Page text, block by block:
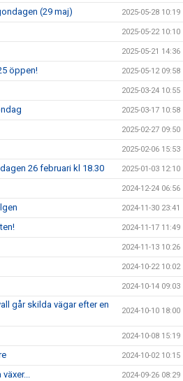
(29 maj) 2025-05-28 10:19
2025-05-22 10:10
2025-05-21 14:36
öppen! 2025-05-12 09:58
2025-03-24 10:55
2025-03-17 10:58
2025-02-27 09:50
2025-02-06 15:53
26 februari kl 18.30 2025-01-03 12:10
2024-12-24 06:56
2024-11-30 23:41
2024-11-17 11:49
2024-11-13 10:26
2024-10-22 10:02
2024-10-14 09:03
går skilda vägar efter en
2024-10-10 18:00
2024-10-08 15:19
2024-10-02 10:15
2024-09-26 08:29